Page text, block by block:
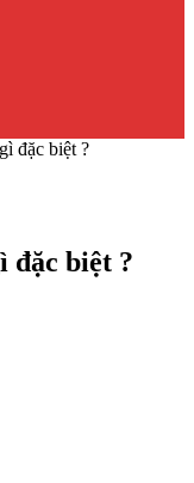
đặc biệt ?
đặc biệt ?